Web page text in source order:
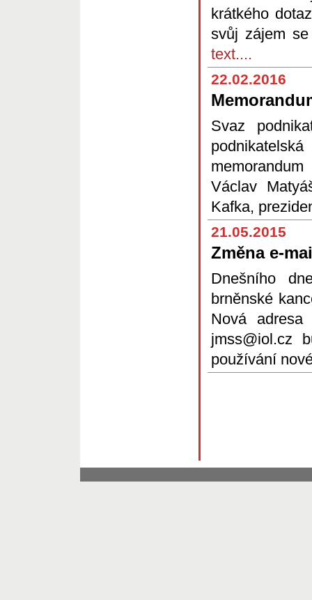
krátkého
svůj zájem
text....
22.02.2016
Svaz
Václav
Kafka,
21.05.2015
Změna e-
Dnešního
brněnské
Nová
jmss@iol.cz
používání